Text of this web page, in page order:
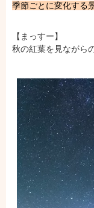
季節ごとに変化する
【まっすー】
秋の紅葉を見ながら